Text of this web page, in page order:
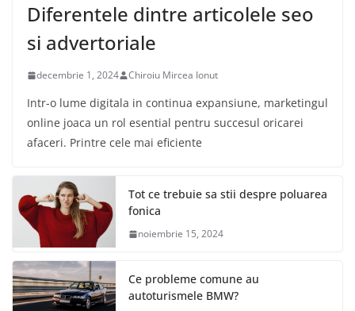
Diferentele dintre articolele seo
si advertoriale
decembrie 1, 2024 Chiroiu Mircea Ionut
Intr-o lume digitala in continua expansiune, marketingul
online joaca un rol esential pentru succesul oricarei
afaceri. Printre cele mai eficiente
Tot ce trebuie sa stii despre poluarea
fonica
noiembrie 15, 2024
Ce probleme comune au
autoturismele BMW?